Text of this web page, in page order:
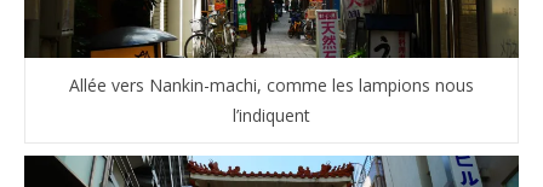
Allée vers Nankin-machi, comme les lampions nous
l’indiquent